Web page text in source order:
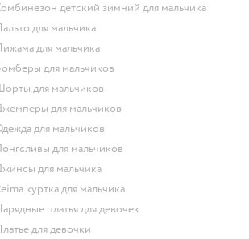
Комбинезон детский зимний для мальчика
Пальто для мальчика
Пижама для мальчика
Бомберы для мальчиков
Шорты для мальчиков
Джемперы для мальчиков
Одежда для мальчиков
Лонгсливы для мальчиков
Джинсы для мальчика
Reima куртка для мальчика
Нарядные платья для девочек
Платье для девочки